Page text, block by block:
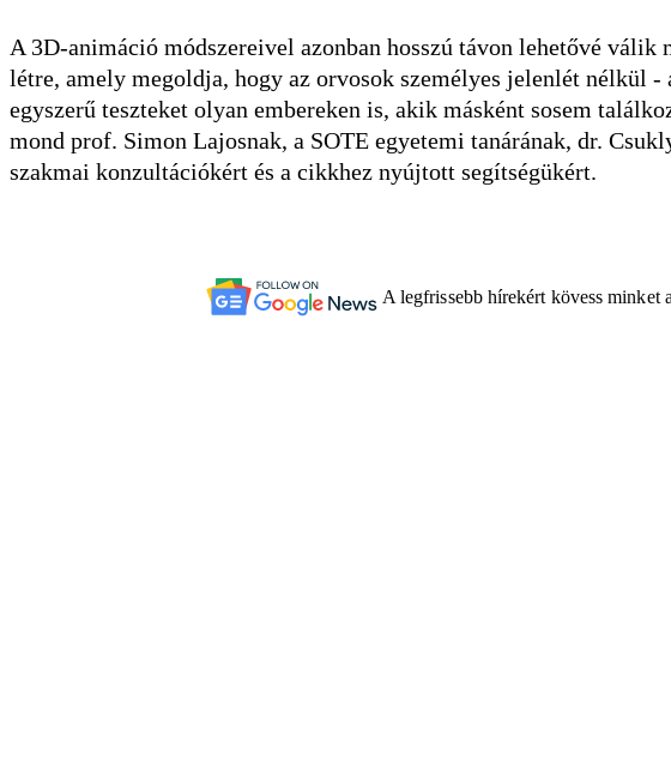
A 3D-animáció módszereivel azonban hosszú távon lehetővé válik
létre, amely megoldja, hogy az orvosok személyes jelenlét nélkül -
egyszerű teszteket olyan embereken is, akik másként sosem
mond prof. Simon Lajosnak, a SOTE egyetemi tanárának, dr.
szakmai konzultációkért és a cikkhez nyújtott segítségükért.
A legfrissebb hírekért kövess minket